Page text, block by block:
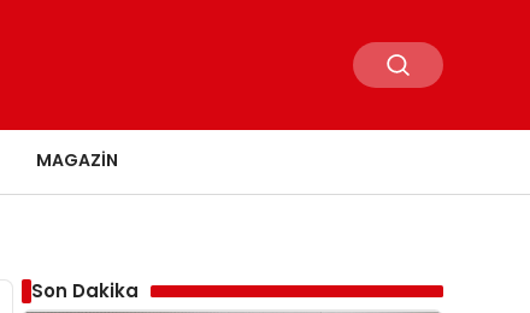
MAGAZIN
Son Dakika